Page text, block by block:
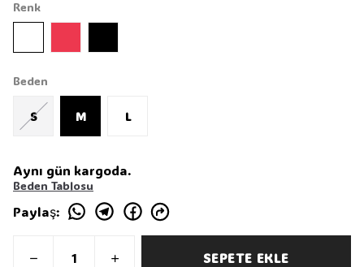
Renk
Beden
S M L
Aynı gün kargoda.
Beden Tablosu
Paylaş:
SEPETE EKLE